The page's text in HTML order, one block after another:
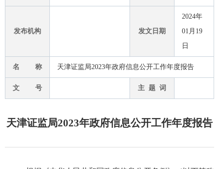
发布机构 发文日期
2024年
01月19
日
名 称 天津证监局2023年政府信息公开工作年度报告
文 号 主 题 词
天津证监局2023年政府信息公开工作年度报告